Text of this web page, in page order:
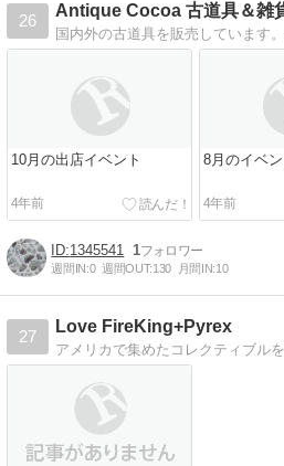
26
Antique Cocoa 古道具＆雑
10月の出店イベント
4年前
8月のイベ
4年前
1345541 1
週間IN:0 週間OUT:130 月間IN:10
27
Love FireKing+Pyrex